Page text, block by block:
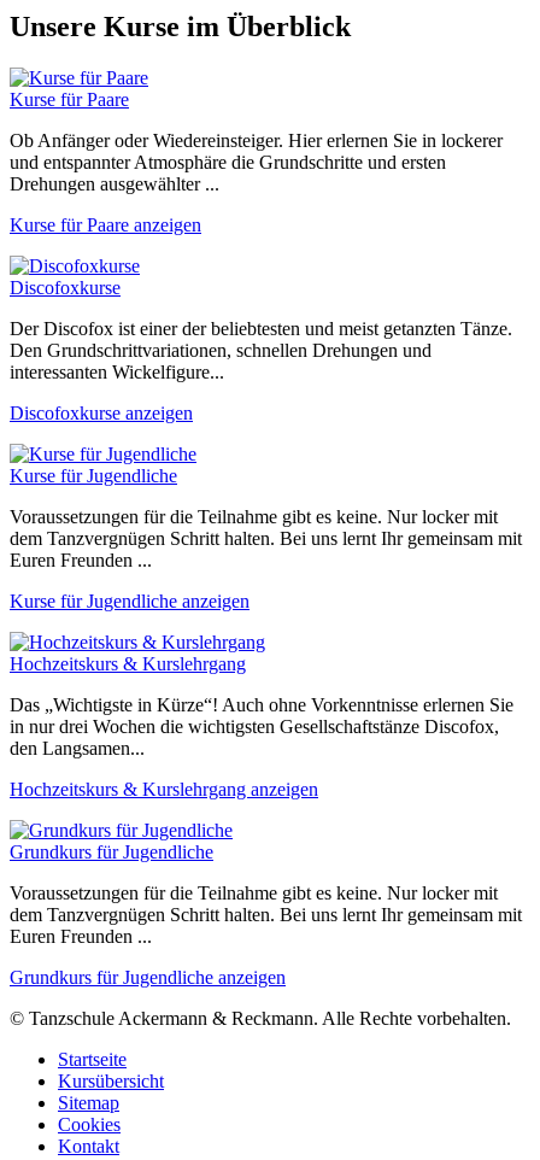
Unsere Kurse im Überblick
Kurse für Paare
Ob Anfänger oder Wiedereinsteiger. Hier erlernen Sie in lockerer
und entspannter Atmosphäre die Grundschritte und ersten
Drehungen ausgewählter ...
Kurse für Paare anzeigen
Discofoxkurse
Der Discofox ist einer der beliebtesten und meist getanzten Tänze.
Den Grundschrittvariationen, schnellen Drehungen und
interessanten Wickelfigure...
Discofoxkurse anzeigen
Kurse für Jugendliche
Voraussetzungen für die Teilnahme gibt es keine. Nur locker mit
dem Tanzvergnügen Schritt halten. Bei uns lernt Ihr gemeinsam mit
Euren Freunden ...
Kurse für Jugendliche anzeigen
Hochzeitskurs & Kurslehrgang
Das „Wichtigste in Kürze“! Auch ohne Vorkenntnisse erlernen Sie
in nur drei Wochen die wichtigsten Gesellschaftstänze Discofox,
den Langsamen...
Hochzeitskurs & Kurslehrgang anzeigen
Grundkurs für Jugendliche
Voraussetzungen für die Teilnahme gibt es keine. Nur locker mit
dem Tanzvergnügen Schritt halten. Bei uns lernt Ihr gemeinsam mit
Euren Freunden ...
Grundkurs für Jugendliche anzeigen
© Tanzschule Ackermann & Reckmann. Alle Rechte vorbehalten.
Startseite
Kursübersicht
Sitemap
Cookies
Kontakt